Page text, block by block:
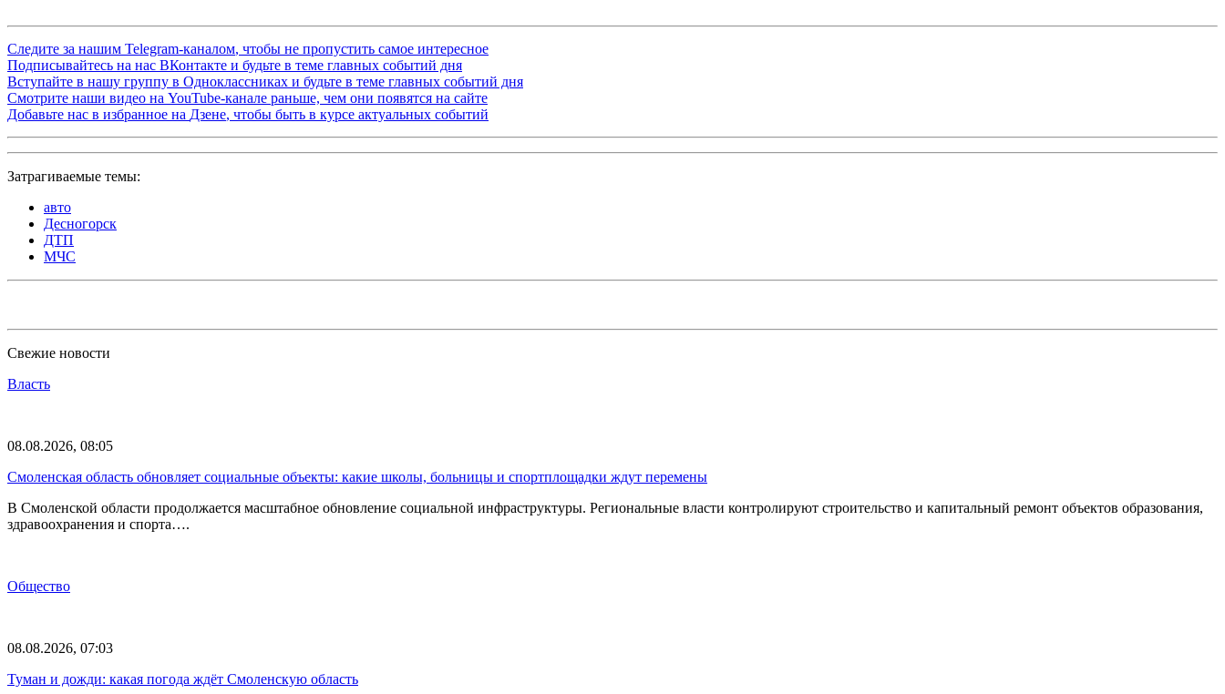
Следите за нашим Telegram-каналом, чтобы не пропустить самое интересное
Подписывайтесь на нас ВКонтакте и будьте в теме главных событий дня
Вступайте в нашу группу в Одноклассниках и будьте в теме главных событий дня
Смотрите наши видео на YouTube-канале раньше, чем они появятся на сайте
Добавьте нас в избранное на Дзене, чтобы быть в курсе актуальных событий
Затрагиваемые темы:
авто
Десногорск
ДТП
МЧС
Свежие новости
Власть
08.08.2026, 08:05
Смоленская область обновляет социальные объекты: какие школы, больницы и спортплощадки ждут перемены
В Смоленской области продолжается масштабное обновление социальной инфраструктуры. Региональные власти контролируют строительство и капитальный ремонт объектов образования,
здравоохранения и спорта….
Общество
08.08.2026, 07:03
Туман и дожди: какая погода ждёт Смоленскую область